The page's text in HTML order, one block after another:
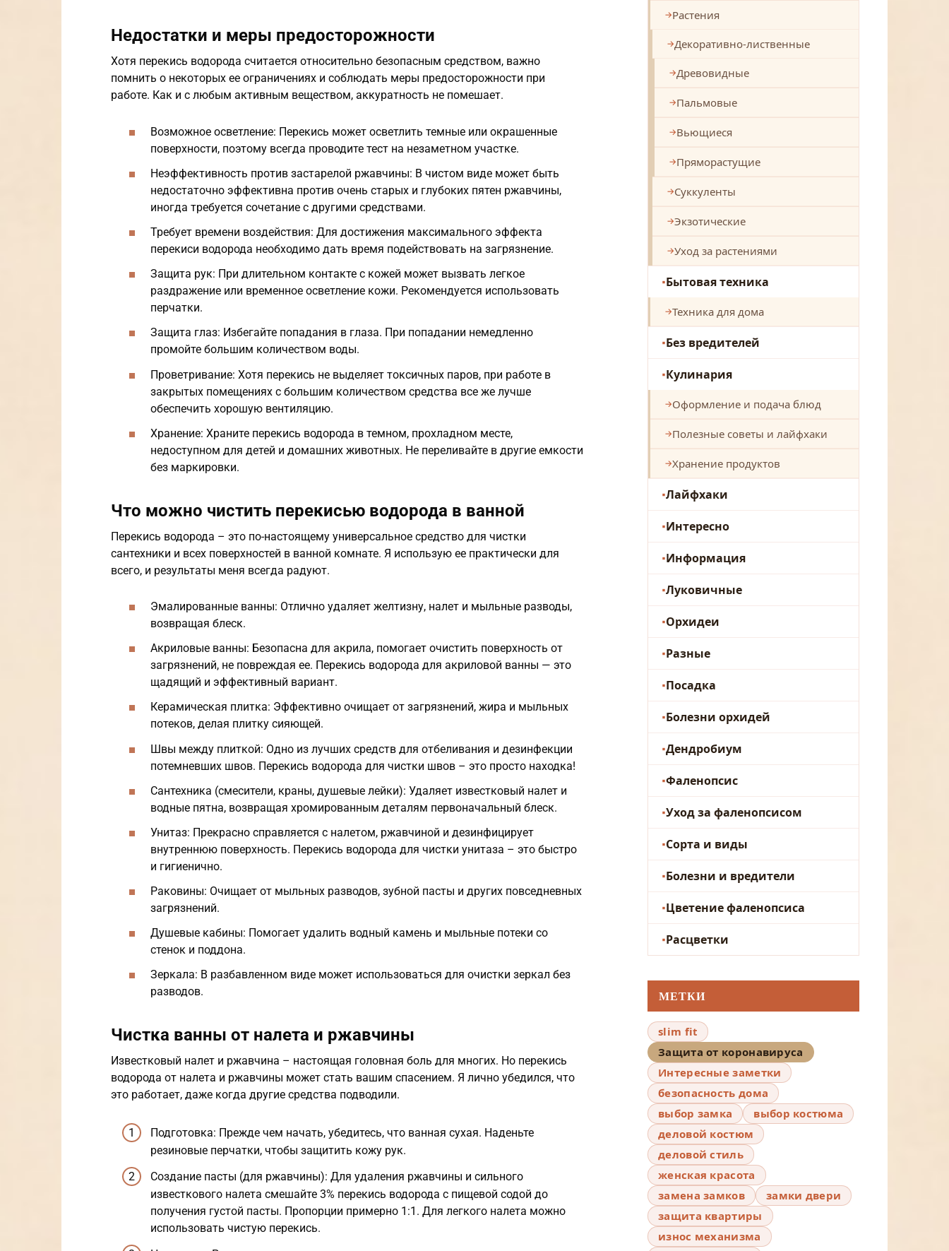
Недостатки и меры предосторожности
Хотя перекись водорода считается относительно безопасным средством, важно
помнить о некоторых ее ограничениях и соблюдать меры предосторожности при
работе. Как и с любым активным веществом, аккуратность не помешает.
Возможное осветление: Перекись может осветлить темные или окрашенные
поверхности, поэтому всегда проводите тест на незаметном участке.
Неэффективность против застарелой ржавчины: В чистом виде может быть
недостаточно эффективна против очень старых и глубоких пятен ржавчины,
иногда требуется сочетание с другими средствами.
Требует времени воздействия: Для достижения максимального эффекта
перекиси водорода необходимо дать время подействовать на загрязнение.
Защита рук: При длительном контакте с кожей может вызвать легкое
раздражение или временное осветление кожи. Рекомендуется использовать
перчатки.
Защита глаз: Избегайте попадания в глаза. При попадании немедленно
промойте большим количеством воды.
Проветривание: Хотя перекись не выделяет токсичных паров, при работе в
закрытых помещениях с большим количеством средства все же лучше
обеспечить хорошую вентиляцию.
Хранение: Храните перекись водорода в темном, прохладном месте,
недоступном для детей и домашних животных. Не переливайте в другие емкости
без маркировки.
Что можно чистить перекисью водорода в ванной
Перекись водорода – это по-настоящему универсальное средство для чистки
сантехники и всех поверхностей в ванной комнате. Я использую ее практически для
всего, и результаты меня всегда радуют.
Эмалированные ванны: Отлично удаляет желтизну, налет и мыльные разводы,
возвращая блеск.
Акриловые ванны: Безопасна для акрила, помогает очистить поверхность от
загрязнений, не повреждая ее. Перекись водорода для акриловой ванны — это
щадящий и эффективный вариант.
Керамическая плитка: Эффективно очищает от загрязнений, жира и мыльных
потеков, делая плитку сияющей.
Швы между плиткой: Одно из лучших средств для отбеливания и дезинфекции
потемневших швов. Перекись водорода для чистки швов – это просто находка!
Сантехника (смесители, краны, душевые лейки): Удаляет известковый налет и
водные пятна, возвращая хромированным деталям первоначальный блеск.
Унитаз: Прекрасно справляется с налетом, ржавчиной и дезинфицирует
внутреннюю поверхность. Перекись водорода для чистки унитаза – это быстро
и гигиенично.
Раковины: Очищает от мыльных разводов, зубной пасты и других повседневных
загрязнений.
Душевые кабины: Помогает удалить водный камень и мыльные потеки со
стенок и поддона.
Зеркала: В разбавленном виде может использоваться для очистки зеркал без
разводов.
Чистка ванны от налета и ржавчины
Известковый налет и ржавчина – настоящая головная боль для многих. Но перекись
водорода от налета и ржавчины может стать вашим спасением. Я лично убедился, что
это работает, даже когда другие средства подводили.
Подготовка: Прежде чем начать, убедитесь, что ванная сухая. Наденьте
резиновые перчатки, чтобы защитить кожу рук.
Создание пасты (для ржавчины): Для удаления ржавчины и сильного
известкового налета смешайте 3% перекись водорода с пищевой содой до
получения густой пасты. Пропорции примерно 1:1. Для легкого налета можно
использовать чистую перекись.
Растения
Декоративно-лиственные
Древовидные
Пальмовые
Вьющиеся
Пряморастущие
Суккуленты
Экзотические
Уход за растениями
Бытовая техника
Техника для дома
Без вредителей
Кулинария
Оформление и подача блюд
Полезные советы и лайфхаки
Хранение продуктов
Лайфхаки
Интересно
Информация
Луковичные
Орхидеи
Разные
Посадка
Болезни орхидей
Дендробиум
Фаленопсис
Уход за фаленопсисом
Сорта и виды
Болезни и вредители
Цветение фаленопсиса
Расцветки
МЕТКИ
slim fit
Защита от коронавируса
Интересные заметки
безопасность дома
выбор замка
выбор костюма
деловой костюм
деловой стиль
женская красота
замена замков
замки двери
защита квартиры
износ механизма